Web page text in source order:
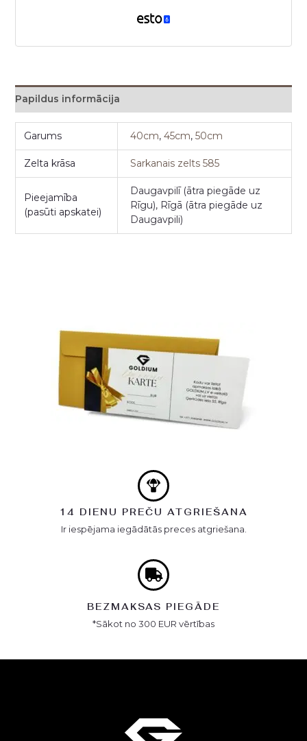
Papildus informācija
Garums 40cm,45cm,50cm
Zelta krāsa Sarkanais zelts 585
Pieejamība
(pasūti apskatei)
Daugavpilī (ātra piegāde uz
Rīgu), Rīgā (ātra piegāde uz
Daugavpili)
14 DIENU PREČU ATGRIEŠANA
Ir iespējama iegādātās preces atgriešana.
BEZMAKSAS PIEGĀDE
*Sākot no 300 EUR vērtības